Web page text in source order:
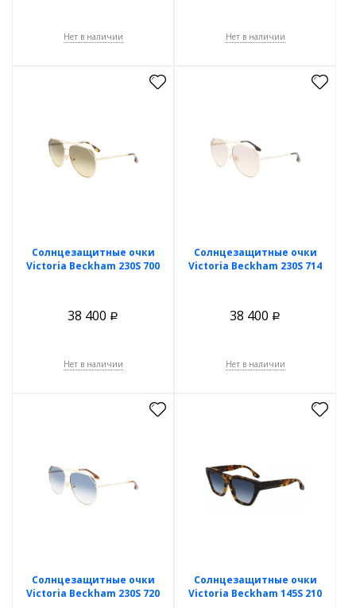
Нет в наличии Нет в наличии
Солнцезащитные очки
Victoria Beckham 230S 700
38 400 Р
Нет в наличии
Солнцезащитные очки
Victoria Beckham 230S 714
38 400 Р
Нет в наличии
Солнцезащитные очки
Victoria Beckham 230S 720
Солнцезащитные очки
Victoria Beckham 145S 210